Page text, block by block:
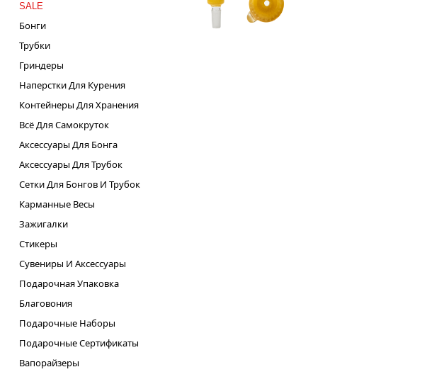
SALE
Бонги
Трубки
Гриндеры
Наперстки Для Курения
Контейнеры Для Хранения
Всё Для Самокруток
Аксессуары Для Бонга
Аксессуары Для Трубок
Сетки Для Бонгов И Трубок
Карманные Весы
Зажигалки
Стикеры
Сувениры И Аксессуары
Подарочная Упаковка
Благовония
Подарочные Наборы
Подарочные Сертификаты
Вапорайзеры